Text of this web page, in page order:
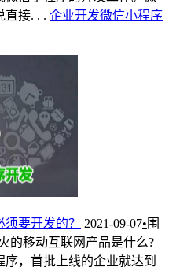
直接. . . 企业开发微信小程序
要开发的？ 2021-09-07• 围
的移动互联网产品是什么?
，首批上线的企业就达到